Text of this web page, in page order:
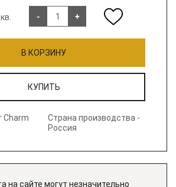
- +
В КОРЗИНУ
КУПИТЬ
Charm
Страна производства -
Россия
на сайте могут незначительно